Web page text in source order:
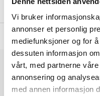
Vi bruker
annonser et personlig
mediefunksjoner og for
dessuten informasjon
vårt, med partnerne
annonsering og
med annen informasjon
Om produsenten